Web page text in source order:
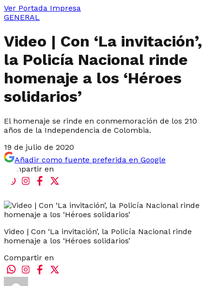
Ver Portada Impresa
GENERAL
Video | Con ‘La invitación’,
la Policía Nacional rinde
homenaje a los ‘Héroes
solidarios’
El homenaje se rinde en conmemoración de los 210
años de la Independencia de Colombia.
19 de julio de 2020
Añadir como fuente preferida en Google
Compartir en
Video | Con ‘La invitación’, la Policía Nacional rinde
homenaje a los ‘Héroes solidarios’
Compartir en